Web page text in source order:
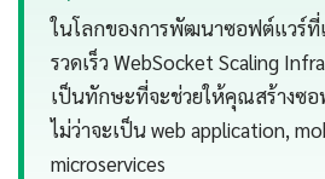
ในโลกของการพัฒนาซอฟต์แวร์ที่
รวดเร็ว WebSocket Scaling
เป็นทักษะที่จะช่วยให้คุณสร้างซ
ไม่ว่าจะเป็น web application,
microservices